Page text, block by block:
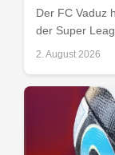
Der FC Vaduz
der Super
2. August 2026